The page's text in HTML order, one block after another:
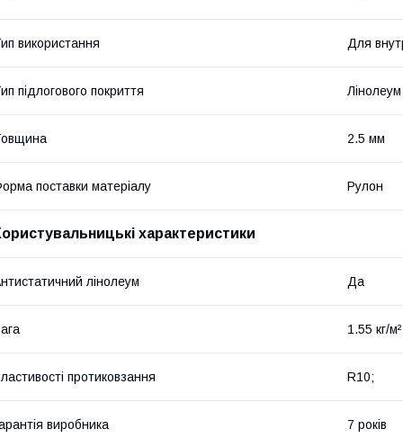
використання Для
підлогового покриття Лінолеум
2.5 мм
поставки матеріалу Рулон
характеристики
лінолеум Да
1.55 кг/м²
протиковзання R10;
виробника 7 років